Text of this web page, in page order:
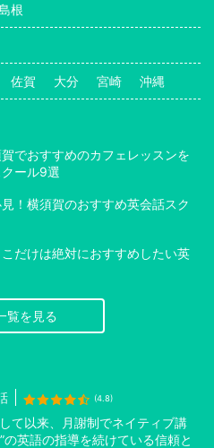
根
佐賀 大分 宮崎 沖縄
でおすすめのカフェレッスンを
ール9選
！横須賀のおすすめ英会話スク
こだけは絶対におすすめしたい英
覧を見る
(4.8)
て以来、月謝制でネイティブ講
の英語の指導を続けている信頼と